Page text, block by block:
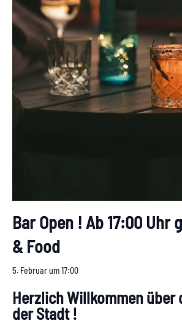
Bar Open ! Ab 17:00 Uhr
& Food
5. Februar um 17:00
Herzlich Willkommen über
der Stadt !